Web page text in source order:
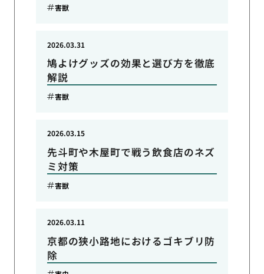
害獣
鳩よけグッズの効果と選び方を徹底
解説
2026.03.31
害獣
先斗町や木屋町で戦う飲食店のネズ
ミ対策
2026.03.15
害獣
京都の狭小路地におけるゴキブリ防
除
2026.03.11